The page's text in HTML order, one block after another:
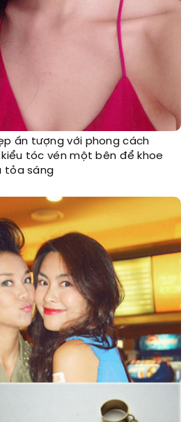
ấn tượng với phong cách
tóc vén một bên để khoe
tỏa sáng